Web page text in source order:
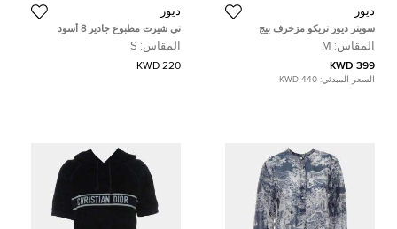
ديور
سويتر ديور تريكو مزخرف بيج
المقاس: M
399 KWD
السعر المبدئي: 440 KWD
ديور
تي شيرت مطبوع جادير 8 أسود
مقاس صغير
المقاس: S
220 KWD